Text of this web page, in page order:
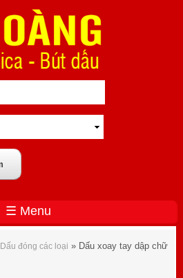
☰ Menu
Dấu đóng các loại » Dấu xoay tay dập chữ